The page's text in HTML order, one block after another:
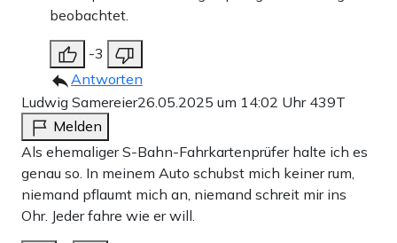
beobachtet.
-3
Antworten
Ludwig Samereier26.05.2025 um 14:02 Uhr 439T
Melden
Als ehemaliger S-Bahn-Fahrkartenprüfer halte ich es
genau so. In meinem Auto schubst mich keiner rum,
niemand pflaumt mich an, niemand schreit mir ins
Ohr. Jeder fahre wie er will.